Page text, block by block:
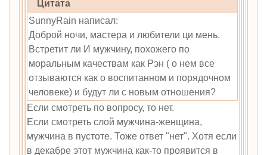
Цитата
SunnyRain написал:
Доброй ночи, мастера и любители ци мень.
Встретит ли И мужчину, похожего по
моральным качествам как Рэн ( о нем все
отзываются как о воспитанном и порядочном
человеке) и будут ли с новым отношения?
Если смотреть по вопросу, то нет.
Если смотреть слой мужчина-женщина,
мужчина в пустоте. Тоже ответ "нет". Хотя если
в декабре этот мужчина как-то проявится в